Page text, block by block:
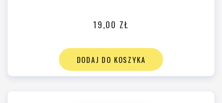
19,00 ZŁ
DODAJ DO KOSZYKA